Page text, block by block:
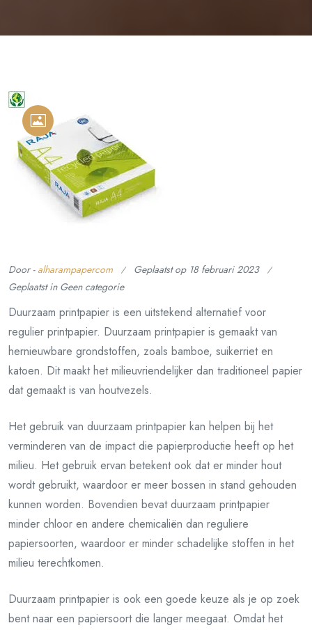
Door - alharampapercom Geplaatst op 18 februari 2023
Geplaatst in Geen categorie
Duurzaam printpapier is een uitstekend alternatief voor
regulier printpapier. Duurzaam printpapier is gemaakt van
hernieuwbare grondstoffen, zoals bamboe, suikerriet en
katoen. Dit maakt het milieuvriendelijker dan traditioneel papier
dat gemaakt is van houtvezels.
Het gebruik van duurzaam printpapier kan helpen bij het
verminderen van de impact die papierproductie heeft op het
milieu. Het gebruik ervan betekent ook dat er minder hout
wordt gebruikt, waardoor er meer bossen in stand gehouden
kunnen worden. Bovendien bevat duurzaam printpapier
minder chloor en andere chemicaliën dan reguliere
papiersoorten, waardoor er minder schadelijke stoffen in het
milieu terechtkomen.
Duurzaam printpapier is ook een goede keuze als je op zoek
bent naar een papiersoort die langer meegaat. Omdat het